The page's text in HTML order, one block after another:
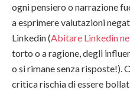
ogni pensiero o narrazione
a esprimere valutazioni
Linkedin (Abitare Linkedin
torto o a ragione, degli
o si rimane senza risposte!).
critica rischia di essere